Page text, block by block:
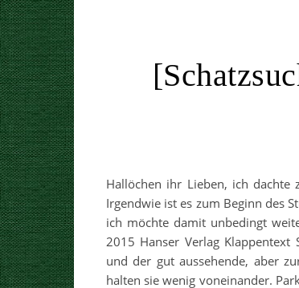
Hallöchen ihr Lieben, ich dachte
Irgendwie ist es zum Beginn des
ich möchte damit unbedingt
2015 Hanser Verlag Klappentext
und der gut aussehende, aber
halten sie wenig voneinander.